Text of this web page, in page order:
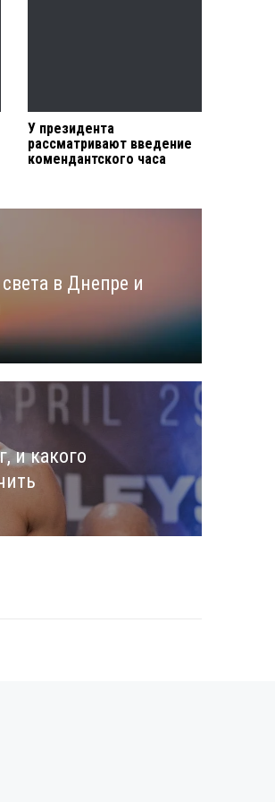
У президента
рассматривают введение
комендантского часа
в Днепре и
и какого